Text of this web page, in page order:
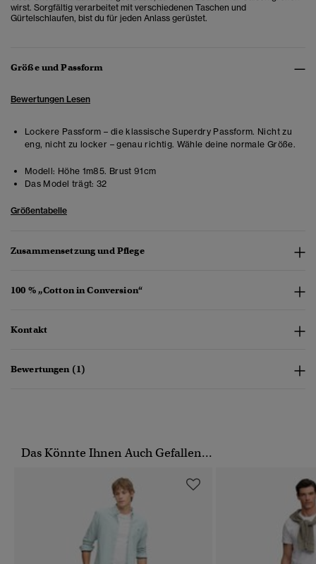
wirst. Sorgfältig verarbeitet mit verschiedenen Taschen und
Gürtelschlaufen, bist du für jeden Anlass gerüstet.
Größe und Passform
Bewertungen Lesen
Lockere Passform – die klassische Superdry Passform. Nicht zu
eng, nicht zu locker – genau richtig. Wähle deine normale Größe.
Modell: Höhe 1m85. Brust 91cm
Das Model trägt: 32
Größentabelle
Zusammensetzung und Pflege
100 % „Cotton in Conversion“
Kontakt
Bewertungen (1)
Das Könnte Ihnen Auch Gefallen...